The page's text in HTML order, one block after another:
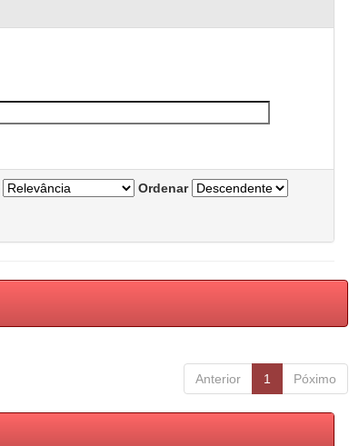
Ordenar
Anterior 1 Póximo